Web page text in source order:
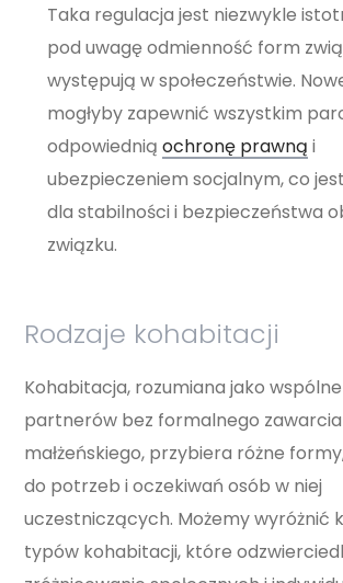
Taka regulacja jest niezwykle
pod uwagę odmienność form
występują w społeczeństwie.
mogłyby zapewnić wszystkim
odpowiednią ochronę prawną i
ubezpieczeniem socjalnym, co
dla stabilności i bezpieczeństwa
związku.
Rodzaje kohabitacji
Kohabitacja, rozumiana jako
partnerów bez formalnego zawarcia
małżeńskiego, przybiera różne
do potrzeb i oczekiwań osób w niej
uczestniczących. Możemy wyróżnić
typów kohabitacji, które